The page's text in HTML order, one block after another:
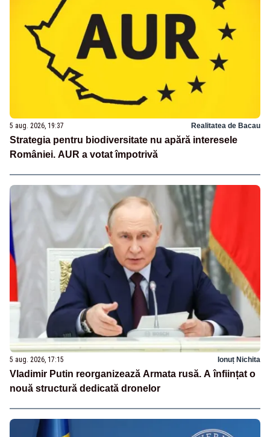
5 aug. 2026, 19:37 Realitatea de Bacau
Strategia pentru biodiversitate nu apără interesele
României. AUR a votat împotrivă
5 aug. 2026, 17:15 Ionuț Nichita
Vladimir Putin reorganizează Armata rusă. A înființat o
nouă structură dedicată dronelor